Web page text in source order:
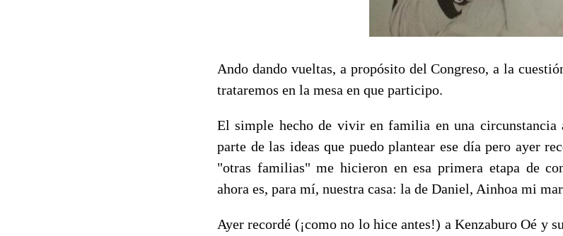
Ando dando vueltas, a propósito del Congreso, a la
trataremos en la mesa en que participo.
El simple hecho de vivir en familia en una circunstancia
parte de las ideas que puedo plantear ese día pero ayer
"otras familias" me hicieron en esa primera etapa de
ahora es, para mí, nuestra casa: la de Daniel, Ainhoa mi
Ayer recordé (¡como no lo hice antes!) a Kenzaburo Oé y